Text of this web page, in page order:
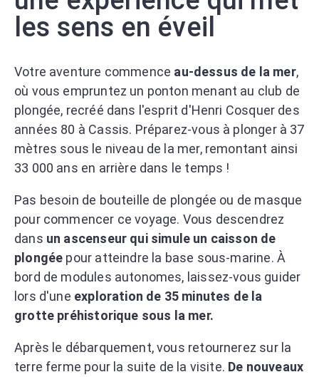
les sens en éveil
Votre aventure commence au-dessus de la mer,
où vous empruntez un ponton menant au club de
plongée, recréé dans l'esprit d'Henri Cosquer des
années 80 à Cassis. Préparez-vous à plonger à 37
mètres sous le niveau de la mer, remontant ainsi
33 000 ans en arrière dans le temps !
Pas besoin de bouteille de plongée ou de masque
pour commencer ce voyage. Vous descendrez
dans un ascenseur qui simule un caisson de
plongée pour atteindre la base sous-marine. À
bord de modules autonomes, laissez-vous guider
lors d'une exploration de 35 minutes de la
grotte préhistorique sous la mer.
Après le débarquement, vous retournerez sur la
terre ferme pour la suite de la visite. De nouveaux